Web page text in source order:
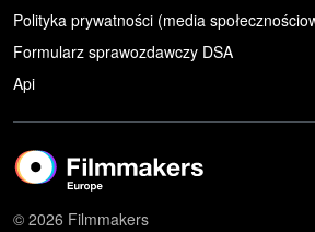
Polityka prywatności (media
Formularz sprawozdawczy DSA
Api
© 2026 Filmmakers